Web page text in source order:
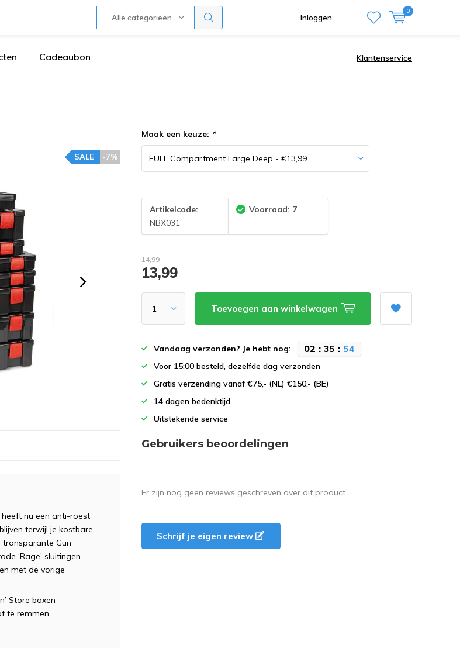
Alle categorieën Inloggen
0
Cadeaubon Klantenservice
-7%
SALE
Maak een keuze: *
Artikelcode:
NBX031
Voorraad: 7
14,99
13,99
Toevoegen aan winkelwagen
Vandaag verzonden? Je hebt nog: 02 :35 :53
Voor 15:00 besteld, dezelfde dag verzonden
Gratis verzending vanaf €75,- (NL) €150,- (BE)
14 dagen bedenktijd
Uitstekende service
heeft nu een anti-roest
terwijl je kostbare
transparante Gun
‘Rage’ sluitingen.
met de vorige
Store boxen
te remmen
Gebruikers beoordelingen
Er zijn nog geen reviews geschreven over dit product.
Schrijf je eigen review